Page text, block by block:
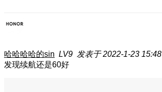
哈哈哈哈的sin LV9 发表于 2022-1-23 15:48
发现续航还是60好